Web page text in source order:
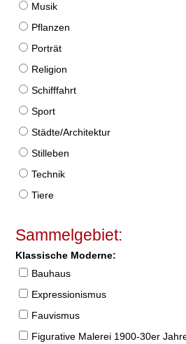
Musik
Pflanzen
Porträt
Religion
Schifffahrt
Sport
Städte/Architektur
Stilleben
Technik
Tiere
Sammelgebiet:
Klassische Moderne:
Bauhaus
Expressionismus
Fauvismus
Figurative Malerei 1900-30er